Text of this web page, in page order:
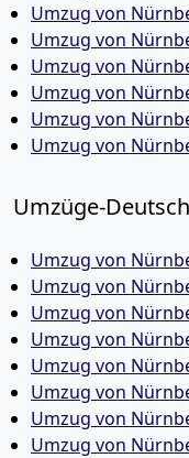
Umzug von
Umzug von
Umzug von
Umzug von
Umzug von
Umzug von
Umzüge-
Umzug von
Umzug von
Umzug von
Umzug von
Umzug von
Umzug von
Umzug von
Umzug von